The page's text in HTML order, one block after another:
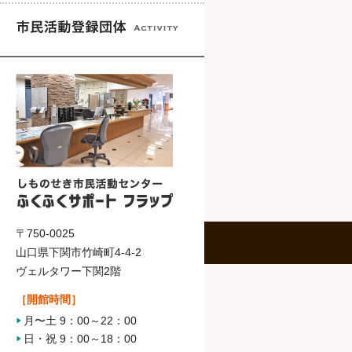
〒750-0025
山口県下関市竹崎町4-4-2
ヴェルタワー下関2階
［開館時間］
月〜土 9：00～22：00
日・祝 9：00～18：00